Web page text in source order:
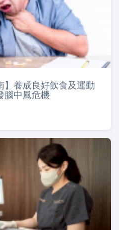
】養成良好飲食及運動
中風危機